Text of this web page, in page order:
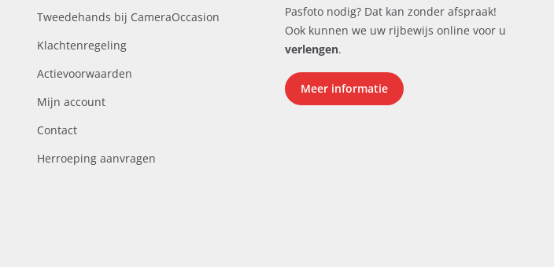
Tweedehands bij CameraOccasion
Klachtenregeling
Actievoorwaarden
Mijn account
Contact
Herroeping aanvragen
Pasfoto nodig? Dat kan zonder afspraak!
Ook kunnen we uw rijbewijs online voor u
verlengen.
Meer informatie